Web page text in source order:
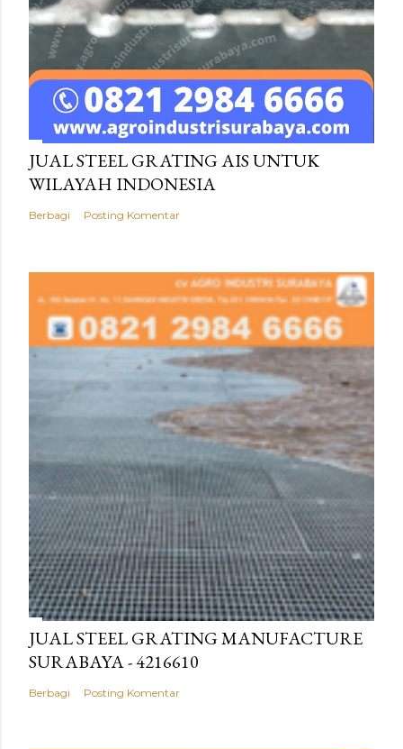
JUAL STEEL GRATING AIS UNTUK
WILAYAH INDONESIA
Berbagi Posting Komentar
JUAL STEEL GRATING MANUFACTURE
SURABAYA - 4216610
Berbagi Posting Komentar